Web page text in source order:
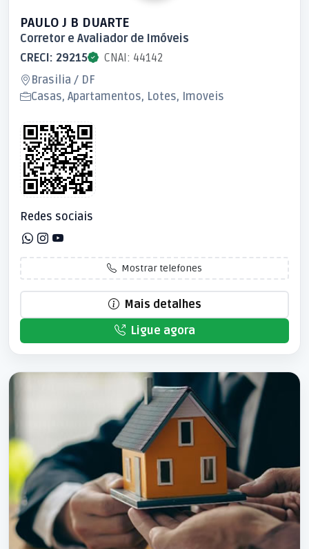
PAULO J B DUARTE
Corretor e Avaliador de Imóveis
CRECI: 29215
CNAI: 44142
Brasilia / DF
Casas, Apartamentos, Lotes, Imoveis
Redes sociais
Mostrar telefones
Mais detalhes
Ligue agora